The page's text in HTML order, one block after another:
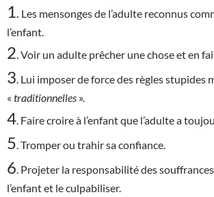
1
Les mensonges de l’adulte reconnus
l’enfant.
2 . Voir un adulte prêcher une chose et en
3 . Lui imposer de force des règles stupides
« traditionnelles ».
4 . Faire croire à l’enfant que l’adulte a
5 . Tromper ou trahir sa confiance.
6 . Projeter la responsabilité des
l’enfant et le culpabiliser.